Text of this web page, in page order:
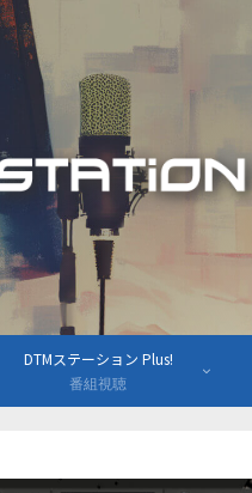
DTMステーション Plus!
番組視聴